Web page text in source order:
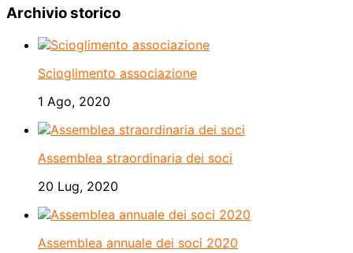
Archivio storico
Scioglimento associazione
1 Ago, 2020
Assemblea straordinaria dei soci
20 Lug, 2020
Assemblea annuale dei soci 2020